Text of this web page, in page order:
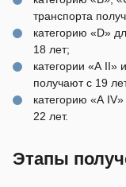
транспорта
категорию «D»
18 лет;
категории «А II»
получают с 19
категорию «А
22 лет.
Этапы